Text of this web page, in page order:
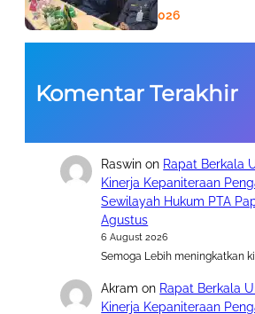
5 August 2026
Komentar Terakhir
Raswin on Rapat Berkala
Kinerja Kepaniteraan
Sewilayah Hukum PTA
Agustus
6 August 2026
Semoga Lebih meningkatkan
Akram on Rapat Berkala
Kinerja Kepaniteraan